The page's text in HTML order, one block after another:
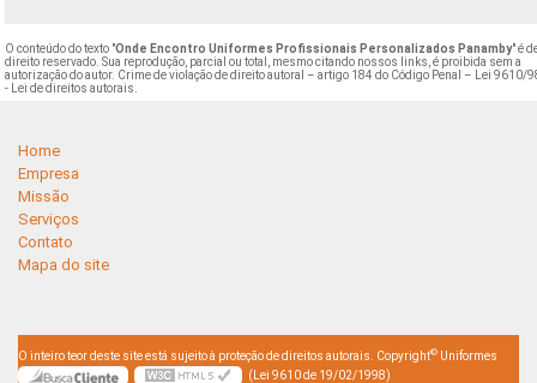
O conteúdo do texto "Onde Encontro Uniformes Profissionais Personalizados Panamby" é
direito reservado. Sua reprodução, parcial ou total, mesmo citando nossos links, é proibida sem a
autorização do autor. Crime de violação de direito autoral – artigo 184 do Código Penal –
Lei 9610/
- Lei de direitos autorais
Home
Empresa
Missão
Serviços
Contato
Mapa do site
O inteiro teor deste site está sujeito à proteção de direitos autorais. Copyright© Uniformes
(Lei 9610 de 19/02/1998)